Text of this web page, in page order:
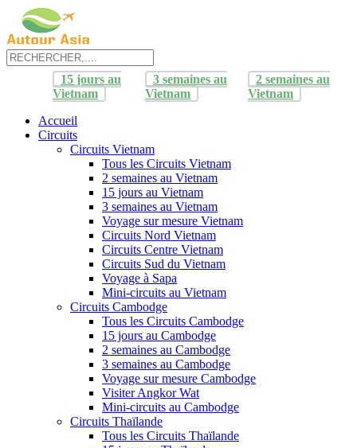
15 jours au
Vietnam
3 semaines au
Vietnam
2 semaines au
Vietnam
Accueil
Circuits
Circuits Vietnam
Tous les Circuits Vietnam
2 semaines au Vietnam
15 jours au Vietnam
3 semaines au Vietnam
Voyage sur mesure Vietnam
Circuits Nord Vietnam
Circuits Centre Vietnam
Circuits Sud du Vietnam
Voyage à Sapa
Mini-circuits au Vietnam
Circuits Cambodge
Tous les Circuits Cambodge
15 jours au Cambodge
2 semaines au Cambodge
3 semaines au Cambodge
Voyage sur mesure Cambodge
Visiter Angkor Wat
Mini-circuits au Cambodge
Circuits Thaïlande
Tous les Circuits Thaïlande